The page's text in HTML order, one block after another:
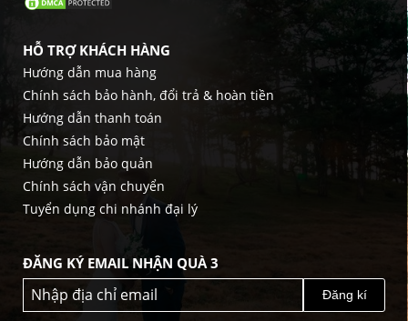
HỖ TRỢ KHÁCH HÀNG
Hướng dẫn mua hàng
Chính sách bảo hành, đổi trả & hoàn tiền
Hướng dẫn thanh toán
Chính sách bảo mật
Hướng dẫn bảo quản
Chính sách vận chuyển
Tuyển dụng chi nhánh đại lý
ĐĂNG KÝ EMAIL NHẬN QUÀ 3
Đăng kí